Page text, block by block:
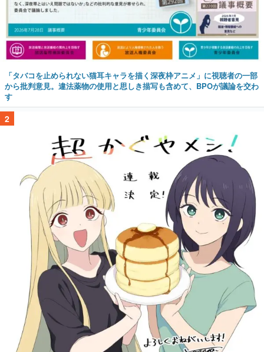
「タバコを止められない猫耳キャラを描く深夜枠アニメ」に視聴者の一部
から批判意見。違法薬物の使用と思しき描写も含めて、BPOが議論を交わ
す
2